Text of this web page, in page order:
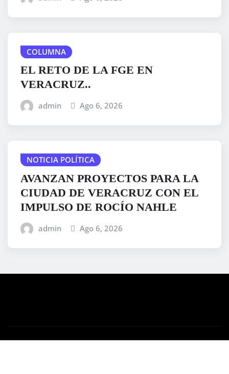
COLUMNA
EL RETO DE LA FGE EN
VERACRUZ..
admin Ago 6, 2026
NOTICIA POLÍTICA
AVANZAN PROYECTOS PARA LA
CIUDAD DE VERACRUZ CON EL
IMPULSO DE ROCÍO NAHLE
admin Ago 6, 2026